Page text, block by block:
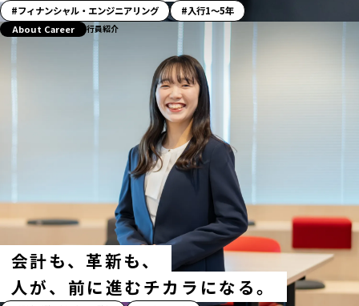
「ス
ト
グ
フィナンシャル・エンジニアリング 入行1〜5年
会計も、革新も、
人が、前に進むチカラになる。
About Career 行員紹介